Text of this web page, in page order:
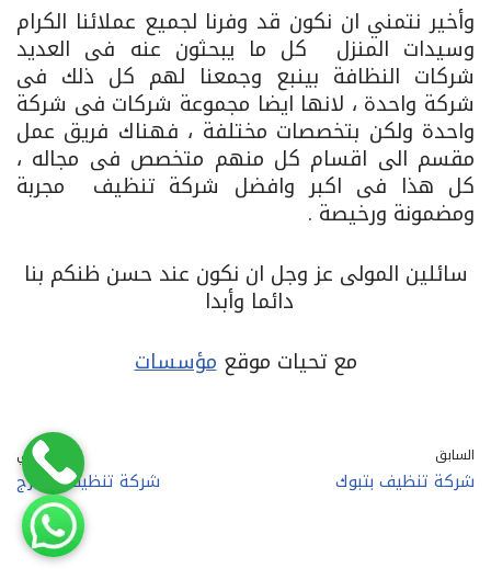
وأخير نتمني ان نكون قد وفرنا لجميع عملائنا الكرام
وسيدات المنزل كل ما يبحثون عنه فى العديد
شركات النظافة بينبع وجمعنا لهم كل ذلك فى
شركة واحدة ، لانها ايضا مجموعة شركات فى شركة
واحدة ولكن بتخصصات مختلفة ، فهناك فريق عمل
مقسم الى اقسام كل منهم متخصص فى مجاله ،
كل هذا فى اكبر وافضل شركة تنظيف مجربة
ومضمونة ورخيصة .
سائلين المولى عز وجل ان نكون عند حسن ظنكم بنا
دائما وأبدا
مع تحيات موقعمؤسسات
السابق
شركة تنظيف بتبوك
التالي
شركة تنظيف بالخرج